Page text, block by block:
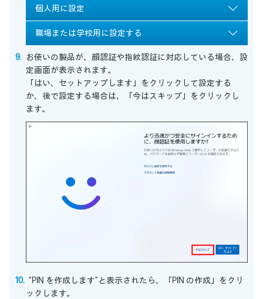
個人用に設定
職場または学校用に設定する
お使いの製品が、顔認証や指紋認証に対応している場合、設
定画面が表示されます。
「はい、セットアップします」をクリックして設定する
か、後で設定する場合は、「今はスキップ」をクリックし
ます。
“PIN を作成します”と表示されたら、「PIN の作成」をクリ
ックします。